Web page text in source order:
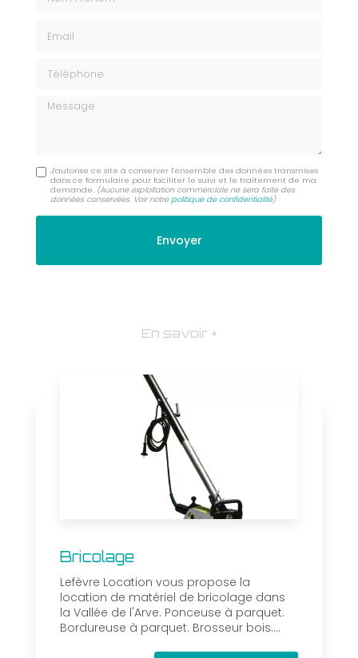
Message
J'autorise ce site à conserver l'ensemble des données transmises
dans ce formulaire pour faciliter le suivi et le traitement de ma
demande. (Aucune exploitation commerciale ne sera faite des
données conservées. Voir notrepolitique de confidentialité)
En savoir +
Bricolage
Lefèvre Location vous propose la
location de matériel de bricolage dans
la Vallée de l'Arve. Ponceuse à parquet.
Bordureuse à parquet. Brosseur bois....